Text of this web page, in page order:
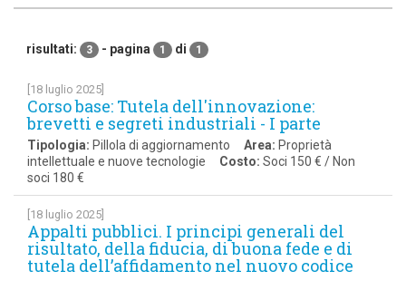
risultati: 3 - pagina 1 di 1
[18 luglio 2025]
Corso base: Tutela dell'innovazione:
brevetti e segreti industriali - I parte
Tipologia: Pillola di aggiornamento Area: Proprietà
intellettuale e nuove tecnologie Costo: Soci 150 € / Non
soci 180 €
[18 luglio 2025]
Appalti pubblici. I principi generali del
risultato, della fiducia, di buona fede e di
tutela dell’affidamento nel nuovo codice